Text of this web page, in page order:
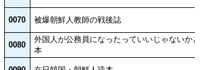
0070 被爆朝鮮人教師の戦後誌
0080
外国人が公務員になったっていいじゃないかと
本